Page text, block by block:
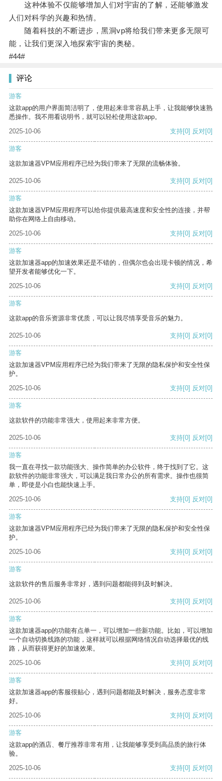
这种体验不仅能够增加人们对宇宙的了解，还能够激发
人们对科学的兴趣和热情。
随着科技的不断进步，黑洞vp将给我们带来更多无限可
能，让我们更深入地探索宇宙的奥秘。
#44#
评论
游客
这款app的用户界面简洁明了，使用起来非常容易上手，让我能够快速熟
悉操作。我不用看说明书，就可以轻松使用这款app。
2025-10-06
支持[0] 反对[0]
游客
这款加速器VPM应用程序已经为我们带来了无限的流畅体验。
2025-10-06 支持[0] 反对[0]
游客
这款加速器VPM应用程序可以给你提供最高速度和安全性的连接，并帮
助你在网络上自由移动。
2025-10-06
支持[0] 反对[0]
游客
这款加速器app的加速效果还是不错的，但偶尔也会出现卡顿的情况，希
望开发者能够优化一下。
2025-10-06
支持[0] 反对[0]
游客
这款app的音乐资源非常优质，可以让我尽情享受音乐的魅力。
2025-10-06 支持[0] 反对[0]
游客
这款加速器VPM应用程序已经为我们带来了无限的隐私保护和安全性保
护。
2025-10-06
支持[0] 反对[0]
游客
这款软件的功能非常强大，使用起来非常方便。
2025-10-06 支持[0] 反对[0]
游客
我一直在寻找一款功能强大、操作简单的办公软件，终于找到了它。这
款软件的功能非常强大，可以满足我日常办公的所有需求。操作也很简
单，即使是小白也能快速上手。
2025-10-06
支持[0] 反对[0]
游客
这款加速器VPM应用程序已经为我们带来了无限的隐私保护和安全性保
护。
2025-10-06
支持[0] 反对[0]
游客
这款软件的售后服务非常好，遇到问题都能得到及时解决。
2025-10-06 支持[0] 反对[0]
游客
这款加速器app的功能有点单一，可以增加一些新功能。比如，可以增加
一个自动切换线路的功能，这样就可以根据网络情况自动选择最优的线
路，从而获得更好的加速效果。
2025-10-06
支持[0] 反对[0]
游客
这款加速器app的客服很贴心，遇到问题都能及时解决，服务态度非常
好。
2025-10-06
支持[0] 反对[0]
游客
这款app的酒店、餐厅推荐非常有用，让我能够享受到高品质的旅行体
验。
2025-10-06
支持[0] 反对[0]